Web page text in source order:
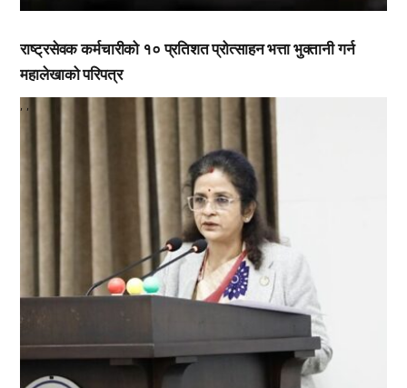
राष्ट्रसेवक कर्मचारीको १० प्रतिशत प्रोत्साहन भत्ता भुक्तानी गर्न
महालेखाको परिपत्र
, ,